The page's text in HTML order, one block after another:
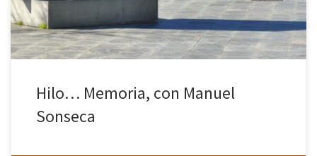
Hilo… Memoria, con Manuel
Sonseca